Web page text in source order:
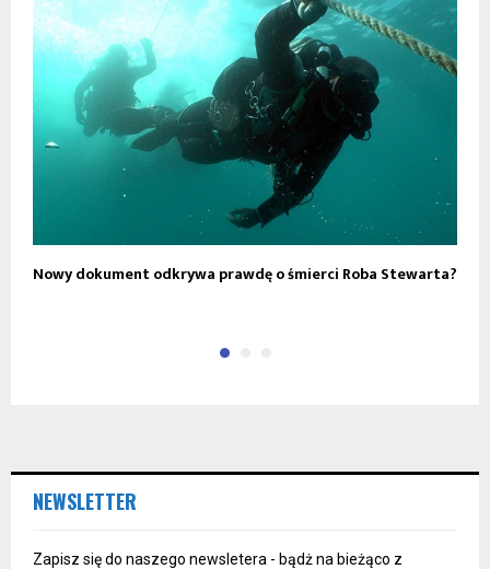
Nowy dokument odkrywa prawdę o śmierci Roba Stewarta?
NEWSLETTER
Zapisz się do naszego newsletera - bądż na bieżąco z